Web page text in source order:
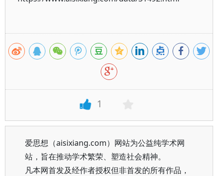
1
爱思想（aisixiang.com）网站为公益纯学术网
站，旨在推动学术繁荣、塑造社会精神。
凡本网首发及经作者授权但非首发的所有作品，